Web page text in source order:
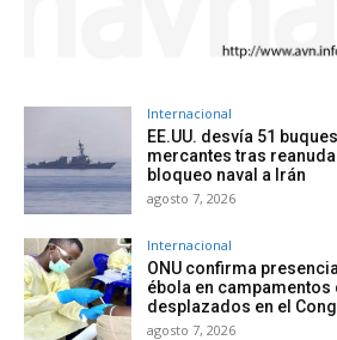
Internacional
EE.UU. desvía 51 buques
mercantes tras
bloqueo naval a Irán
agosto 7, 2026
Internacional
ONU confirma
ébola en campamentos
desplazados en el
agosto 7, 2026